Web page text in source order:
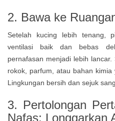
2. Bawa ke
Setelah kucing lebih tenang,
ventilasi baik dan bebas
pernafasan menjadi lebih
rokok, parfum, atau bahan
Lingkungan bersih dan sejuk
3. Pertolongan
Nafas: Longgarkan